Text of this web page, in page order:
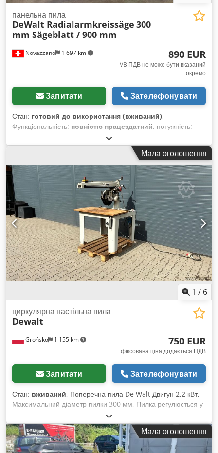
Novazzano 1 697 km
панельна пила
DeWalt Radialarmkreissäge 300
mm Sägeblatt / 900 mm
890 EUR
VB ПДВ не може бути вказаний
окремо
Запитати Зателефонувати
Стан: готовий до використання (вживаний),
Функціональність: повністю працездатний, потужність:
, вхідна напруга:
ширина різання:900 мм, діаметр пильного диска:300 мм,
Радіальна пилка DeWalt для обробки деревини, кольорових
металів і пластику, з пильним диском діаметром 300 мм,
потужністю 3 к.с. (380 В, трифазний струм), з можливістю
регулювання та нахилу. Моторний блок із пильним диском
переміщується на 900 мм по верхньому кронштейну, який
має регулювання по висоті та може обертатися вліво та
вправо. Вживана, повністю функціональна машина, в
комплекті з підставкою. Chedpfx Afozl Hfue Dsa
Мала оголошення
1 / 6
Grońsko 1 155 km
циркулярна настільна пила
Dewalt
750 EUR
фіксована ціна додається ПДВ
Запитати Зателефонувати
Стан: вживаний, Поперечна пила De Walt Двигун 2,2 кВт,
Максимальний діаметр пилки 300 мм, Пилка регулюється у
кількох напрямках, Cjdpfxeyxnbms Af Doha Довжина різу по
напрямній 65 см, Максимальна висота різу 8 см.
Мала оголошення